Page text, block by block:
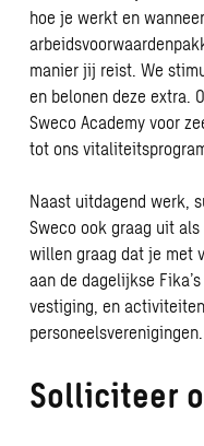
hoe je werkt en
manier jij reist. We
en belonen deze extra.
Sweco Academy voor
tot ons
Naast uitdagend werk,
Sweco ook graag uit
willen graag dat je met
aan de dagelijkse
vestiging, en
personeelsverenigingen.
Solliciteer